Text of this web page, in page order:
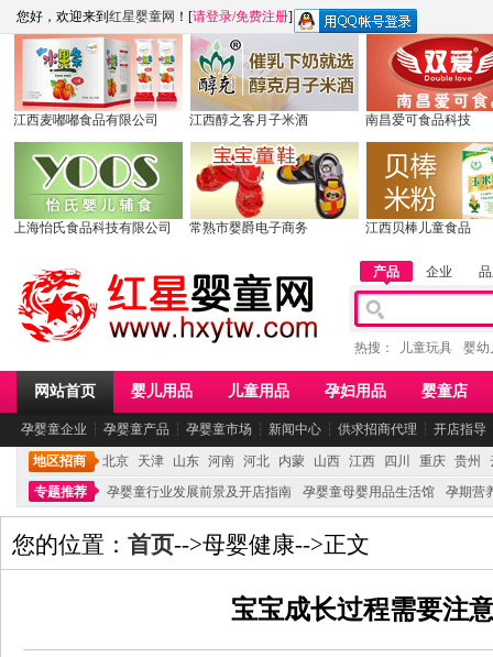
您好，欢迎来到 红星婴童网 ！[请登录/免费注册]
江西麦嘟嘟食品有限公司 江西醇之客月子米酒 南昌爱可食品科技
上海怡氏食品科技有限公司 常熟市婴爵电子商务 江西贝棒儿童食品
产品 企业
热搜： 儿童玩具 婴幼
网站首页 婴儿用品 儿童用品 孕妇用品 婴童店
孕婴童企业 ┆ 孕婴童产品 ┆ 孕婴童市场 ┆ 新闻中心 ┆ 供求招商代理 ┆ 开店指导
地区招商 北京 天津 山东 河南 河北 内蒙 山西 江西 四川 重庆 贵州
专题推荐
孕婴童行业发展前景及开店指南 孕婴童母婴用品生活馆 孕期营
您的位置： 首页-->母婴健康-->正文
宝宝成长过程需要注